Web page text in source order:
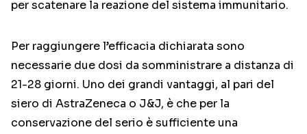
per scatenare la reazione del sistema immunitario.
Per raggiungere l’efficacia dichiarata sono
necessarie due dosi da somministrare a distanza di
21-28 giorni. Uno dei grandi vantaggi, al pari del
siero di AstraZeneca o J&J, è che per la
conservazione del serio è sufficiente una